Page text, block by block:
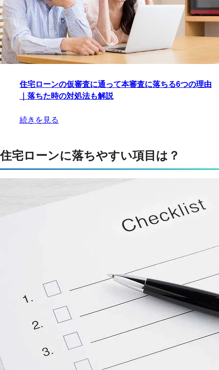
住宅ローンの仮審査に通って本審査に落ちる6つの理由
｜落ちた時の対処法も解説
続きを見る
住宅ローンに落ちやすい項目は？